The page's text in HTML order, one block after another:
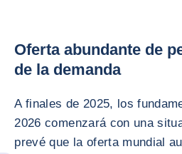
Oferta abundante de
de la demanda
A finales de 2025, los
2026 comenzará con una
prevé que la oferta mundial